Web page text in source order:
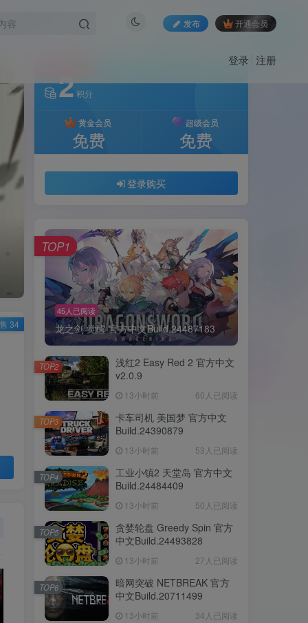
发布 开通会员
登录 注册
34
2积分
黄金会员
免费
超级会员
免费
登录购买
45人已阅读
龙之剑 觉醒 官方中文Build.24487183
TOP1
浅红2 Easy Red 2 官方中文
v2.0.9
13小时前 60人已阅读
TOP2
卡车司机 美国梦 官方中文
Build.24390879
13小时前 53人已阅读
TOP3
工业小镇2 天堂岛 官方中文
Build.24484409
13小时前 50人已阅读
TOP4
贪婪轮盘 Greedy Spin 官方
中文Build.24493828
13小时前 27人已阅读
TOP5
暗网突破 NETBREAK 官方
中文Build.20711499
13小时前 34人已阅读
TOP6